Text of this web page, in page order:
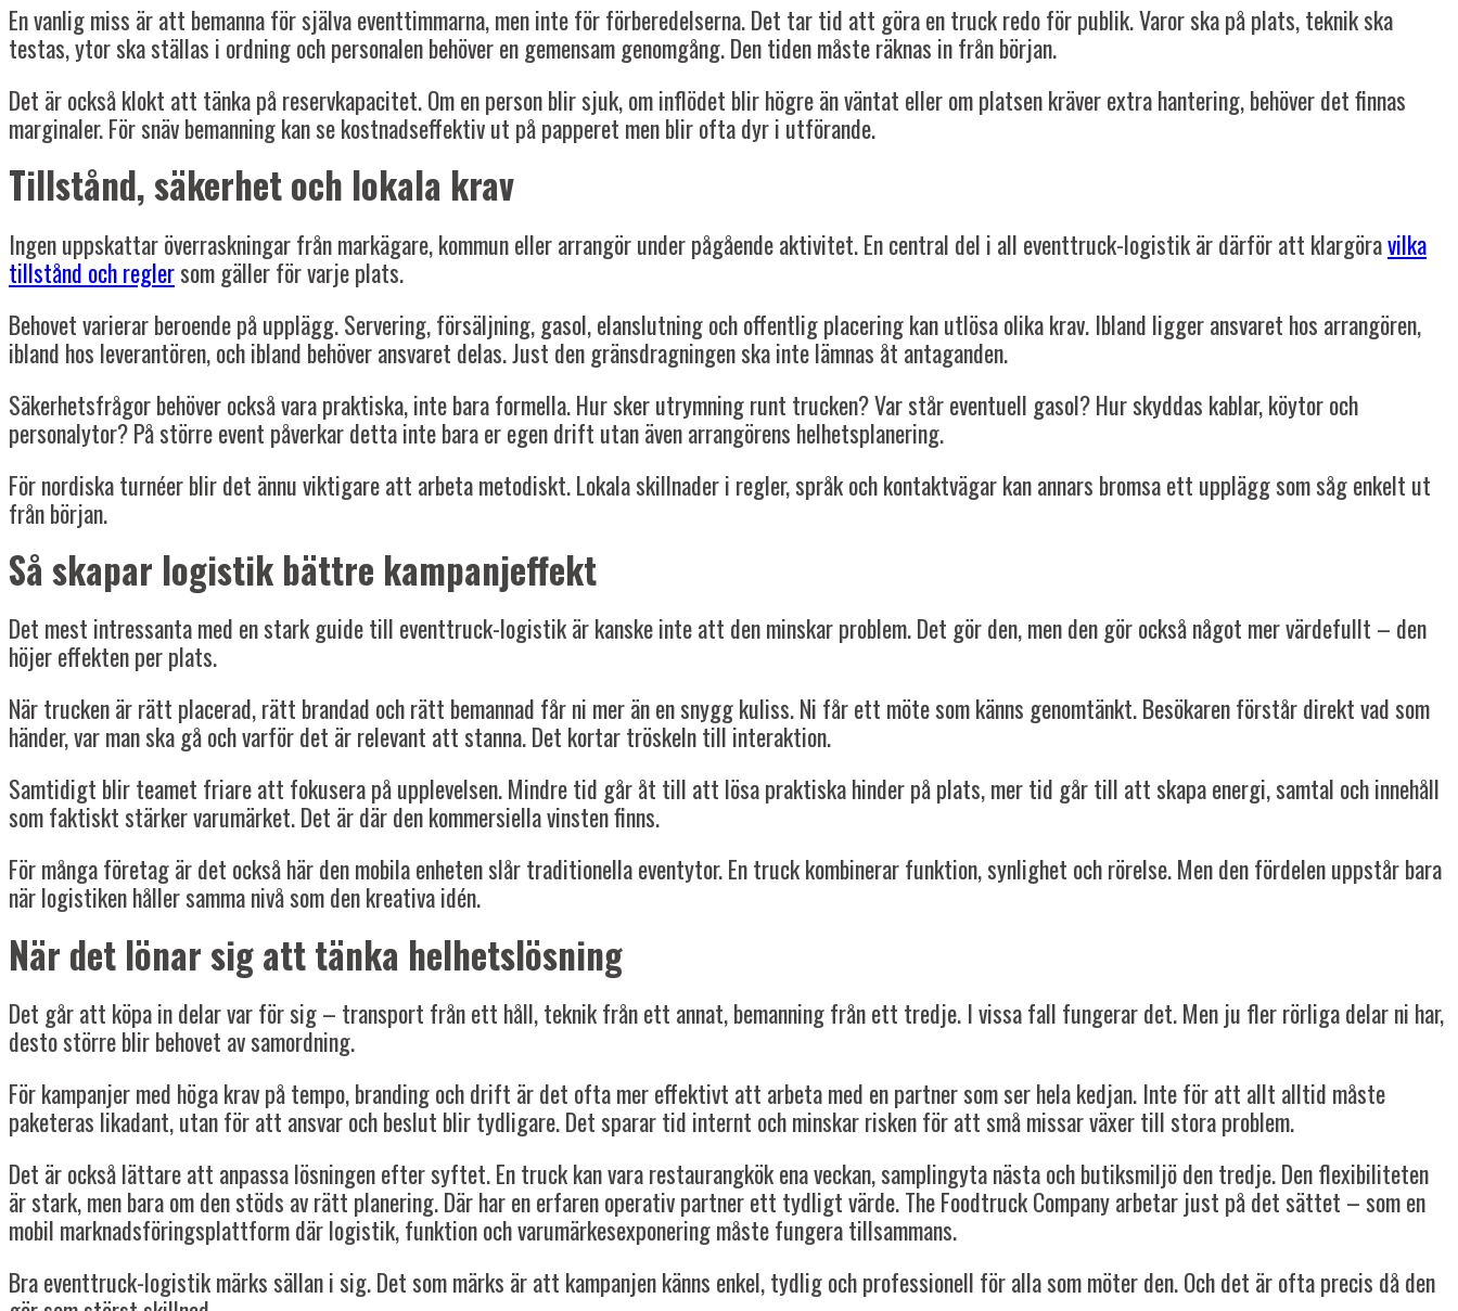
En vanlig miss är att bemanna för själva eventtimmarna, men inte för förberedelserna. Det tar tid att göra en truck redo för publik. Varor ska på plats, teknik ska
testas, ytor ska ställas i ordning och personalen behöver en gemensam genomgång. Den tiden måste räknas in från början.
Det är också klokt att tänka på reservkapacitet. Om en person blir sjuk, om inflödet blir högre än väntat eller om platsen kräver extra hantering, behöver det finnas
marginaler. För snäv bemanning kan se kostnadseffektiv ut på papperet men blir ofta dyr i utförande.
Tillstånd, säkerhet och lokala krav
Ingen uppskattar överraskningar från markägare, kommun eller arrangör under pågående aktivitet. En central del i all eventtruck-logistik är därför att klargöravilka
tillstånd och reglersom gäller för varje plats.
Behovet varierar beroende på upplägg. Servering, försäljning, gasol, elanslutning och offentlig placering kan utlösa olika krav. Ibland ligger ansvaret hos arrangören,
ibland hos leverantören, och ibland behöver ansvaret delas. Just den gränsdragningen ska inte lämnas åt antaganden.
Säkerhetsfrågor behöver också vara praktiska, inte bara formella. Hur sker utrymning runt trucken? Var står eventuell gasol? Hur skyddas kablar, köytor och
personalytor? På större event påverkar detta inte bara er egen drift utan även arrangörens helhetsplanering.
För nordiska turnéer blir det ännu viktigare att arbeta metodiskt. Lokala skillnader i regler, språk och kontaktvägar kan annars bromsa ett upplägg som såg enkelt ut
från början.
Så skapar logistik bättre kampanjeffekt
Det mest intressanta med en stark guide till eventtruck-logistik är kanske inte att den minskar problem. Det gör den, men den gör också något mer värdefullt – den
höjer effekten per plats.
När trucken är rätt placerad, rätt brandad och rätt bemannad får ni mer än en snygg kuliss. Ni får ett möte som känns genomtänkt. Besökaren förstår direkt vad som
händer, var man ska gå och varför det är relevant att stanna. Det kortar tröskeln till interaktion.
Samtidigt blir teamet friare att fokusera på upplevelsen. Mindre tid går åt till att lösa praktiska hinder på plats, mer tid går till att skapa energi, samtal och innehåll
som faktiskt stärker varumärket. Det är där den kommersiella vinsten finns.
För många företag är det också här den mobila enheten slår traditionella eventytor. En truck kombinerar funktion, synlighet och rörelse. Men den fördelen uppstår bara
när logistiken håller samma nivå som den kreativa idén.
När det lönar sig att tänka helhetslösning
Det går att köpa in delar var för sig – transport från ett håll, teknik från ett annat, bemanning från ett tredje. I vissa fall fungerar det. Men ju fler rörliga delar ni har,
desto större blir behovet av samordning.
För kampanjer med höga krav på tempo, branding och drift är det ofta mer effektivt att arbeta med en partner som ser hela kedjan. Inte för att allt alltid måste
paketeras likadant, utan för att ansvar och beslut blir tydligare. Det sparar tid internt och minskar risken för att små missar växer till stora problem.
Det är också lättare att anpassa lösningen efter syftet. En truck kan vara restaurangkök ena veckan, samplingyta nästa och butiksmiljö den tredje. Den flexibiliteten
är stark, men bara om den stöds av rätt planering. Där har en erfaren operativ partner ett tydligt värde. The Foodtruck Company arbetar just på det sättet – som en
mobil marknadsföringsplattform där logistik, funktion och varumärkesexponering måste fungera tillsammans.
Bra eventtruck-logistik märks sällan i sig. Det som märks är att kampanjen känns enkel, tydlig och professionell för alla som möter den. Och det är ofta precis då den